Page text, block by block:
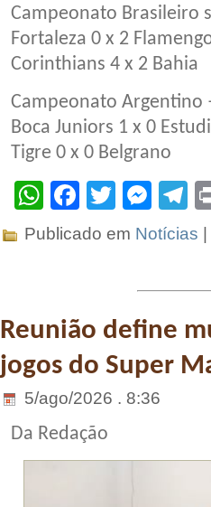
Campeonato Brasileiro
Fortaleza 0 x 2
Corinthians 4 x 2 Bahia
Campeonato Argentino
Boca Juniors 1 x 0
Tigre 0 x 0 Belgrano
WhatsApp
Facebook
Twitter
Publicado em Notícias |
Reunião define
jogos do Super
5/ago/2026 . 8:36
Da Redação